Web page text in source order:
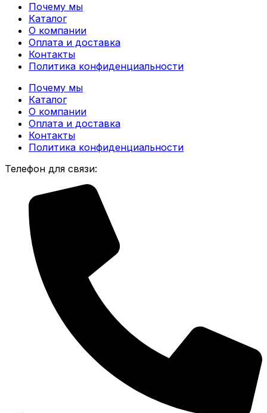
Почему мы
Каталог
О компании
Оплата и доставка
Контакты
Политика конфиденциальности
Почему мы
Каталог
О компании
Оплата и доставка
Контакты
Политика конфиденциальности
Телефон для связи: